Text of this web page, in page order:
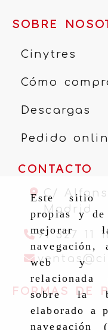
Este sitio
propias y de
mejorar
web y
sobre la
elaborado a
navegación
SOBRE
Cinytres
Cómo
Descargas
Pedido
CONTACTO
C/
Madrid
91 327 11
ventas
FORMAS DE